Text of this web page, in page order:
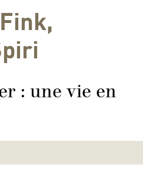
: une vie en